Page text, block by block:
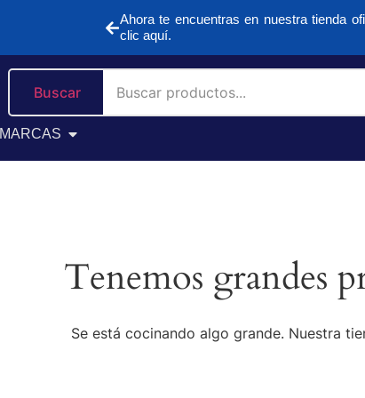
Ahora te encuentras en nuestra tienda
clic aquí.
MARCAS
Buscar
Tenemos grandes
Se está cocinando algo grande. Nuestra